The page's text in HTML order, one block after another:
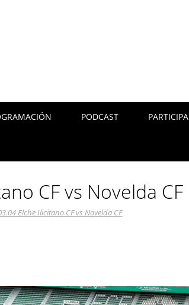
PODCAST PARTICIPA
CF vs Novelda CF
Elche Ilicitano CF vs Novelda CF